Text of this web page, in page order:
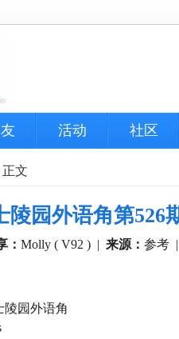
活动 社区
正文
陵园外语角第526
： Molly ( V92 ) | 来源： 参考
陵园外语角